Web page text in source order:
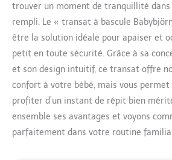
trouver un moment de tranquillité
rempli. Le « transat à bascule
être la solution idéale pour apaiser et
petit en toute sécurité. Grâce à sa
et son design intuitif, ce transat offre
confort à votre bébé, mais vous permet
profiter d’un instant de répit bien
ensemble ses avantages et voyons
parfaitement dans votre routine